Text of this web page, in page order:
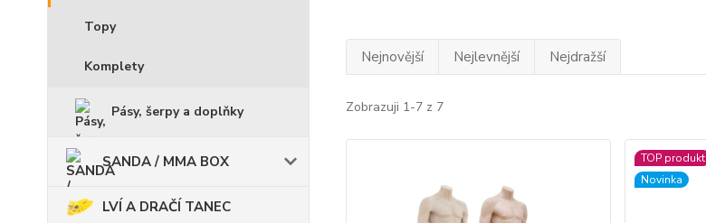
Topy
Komplety
Pásy, šerpy a doplňky
SANDA / MMA BOX
LVÍ A DRAČÍ TANEC
Nejnovější Nejlevnější Nejdražší
Zobrazuji 1-7 z 7
TOP produkt
Novinka